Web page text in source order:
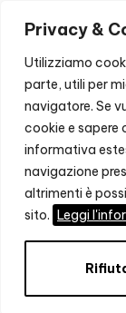
Privacy &
Utilizziamo
parte, utili per
navigatore. Se
cookie e sapere
informativa
navigazione
altrimenti è
sito. Leggi